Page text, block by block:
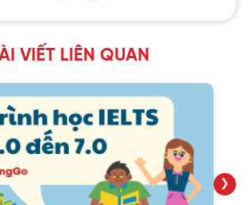
VIẾT LIÊN QUAN
❯